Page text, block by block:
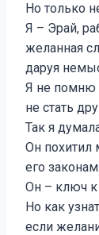
Но только
Я – Эрай,
желанная
даруя
Я не помню
не стать
Так я
Он похитил
его законам.
Он – ключ к
Но как
если